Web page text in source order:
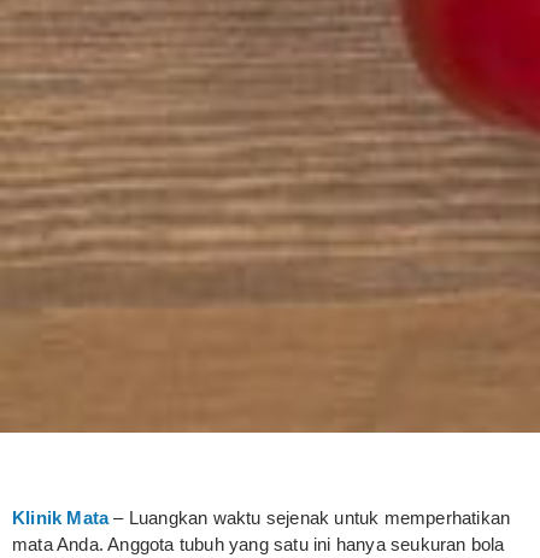
Klinik Mata– Luangkan waktu sejenak untuk memperhatikan
mata Anda. Anggota tubuh yang satu ini hanya seukuran bola